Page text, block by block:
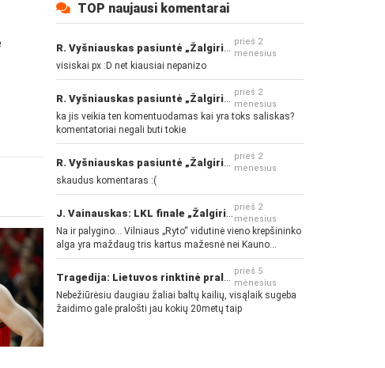
TOP naujausi komentarai
prieš 2
mėnesius
visiskai px :D net kiausiai nepanizo
prieš 2
mėnesius
ka jis veikia ten komentuodamas kai yra toks saliskas?
komentatoriai negali buti tokie
prieš 2
mėnesius
skaudus komentaras :(
prieš 2
mėnesius
Na ir palygino... Vilniaus „Ryto“ vidutinė vieno krepšininko
alga yra maždaug tris kartus mažesnė nei Kauno
„Žalgirio“... Mokama už sugebėjimus... Nėra pinigų - nėra
gerų žaidėjų...
prieš 5
mėnesius
Nebežiūrėsiu daugiau žaliai baltų kailių, visąlaik sugeba
žaidimo gale pralošti jau kokių 20metų taip